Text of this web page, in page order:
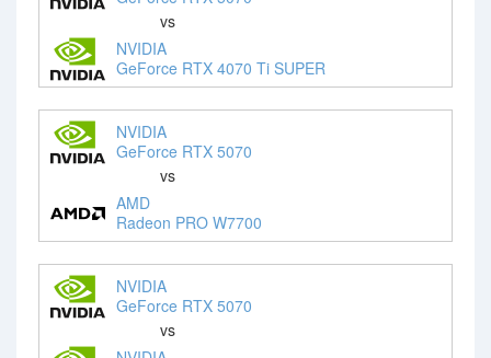
vs
NVIDIA
GeForce RTX 4070 Ti SUPER
NVIDIA
GeForce RTX 5070
vs
AMD
Radeon PRO W7700
NVIDIA
GeForce RTX 5070
vs